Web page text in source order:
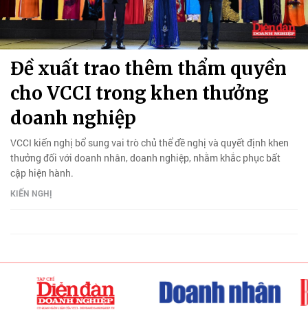
Đề xuất trao thêm thẩm quyền
cho VCCI trong khen thưởng
doanh nghiệp
VCCI kiến nghị bổ sung vai trò chủ thể đề nghị và quyết định khen
thưởng đối với doanh nhân, doanh nghiệp, nhằm khắc phục bất
cập hiện hành.
KIẾN NGHỊ